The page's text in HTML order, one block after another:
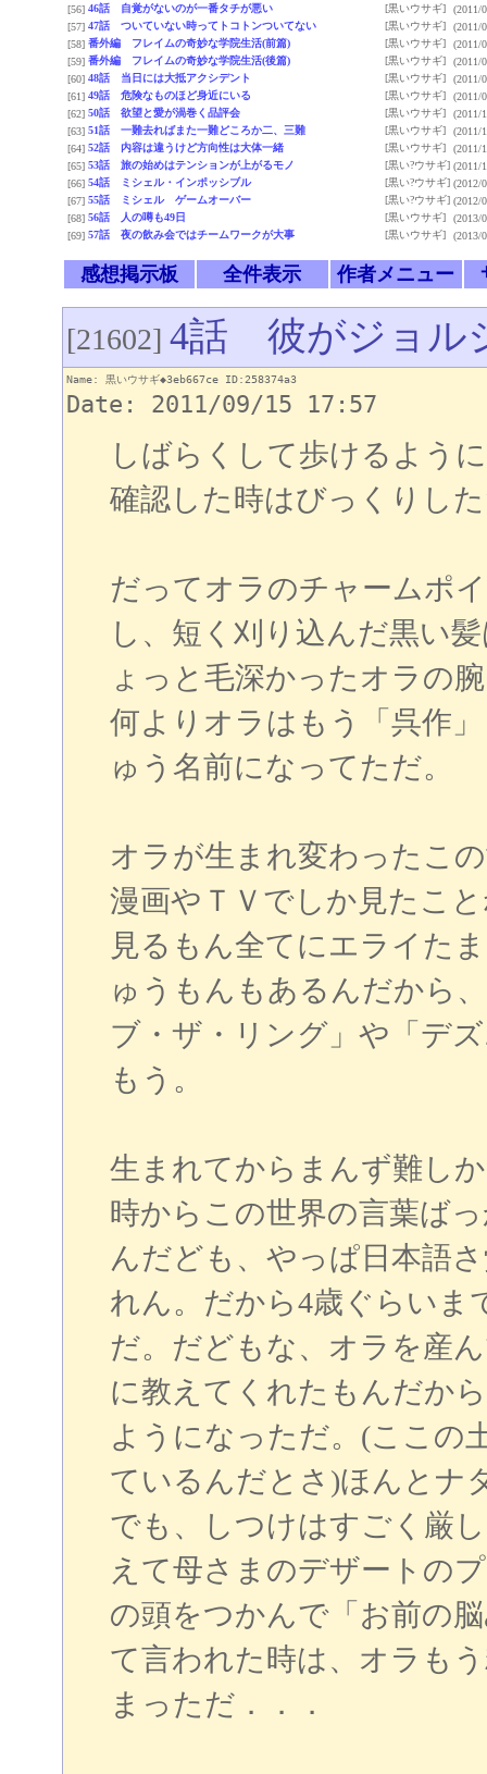
[56] 46話 自覚がないのが一番タチが悪い [黒いウサギ]
(2011/
[57] 47話 ついていない時ってトコトンついてない [黒いウサギ]
(2011/
[58] 番外編 フレイムの奇妙な学院生活(前篇) [黒いウサギ]
(2011/
[59] 番外編 フレイムの奇妙な学院生活(後篇) [黒いウサギ]
(2011/
[60] 48話 当日には大抵アクシデント [黒いウサギ]
(2011/
[61] 49話 危険なものほど身近にいる [黒いウサギ]
(2011/
[62] 50話 欲望と愛が渦巻く品評会 [黒いウサギ]
(2011/
[63] 51話 一難去ればまた一難どころか二、三難 [黒いウサギ]
(2011/
[64] 52話 内容は違うけど方向性は大体一緒 [黒いウサギ]
(2011/
[65] 53話 旅の始めはテンションが上がるモノ [黒い?ウサギ] (2011/
[66] 54話 ミシェル・インポッシブル [黒い?ウサギ] (2012/
[67] 55話 ミシェル ゲームオーバー [黒い?ウサギ] (2012/
[68] 56話 人の噂も49日 [黒いウサギ]
(2013/
[69] 57話 夜の飲み会ではチームワークが大事 [黒いウサギ] (2013/
感想掲示板 全件表示 作者メニュー
[21602] 4話 彼がジョル
Name: 黒いウサギ◆3eb667ce ID:258374a3
Date: 2011/09/15 17:57
しばらくして歩けるよう
確認した時はびっくりし
だってオラのチャームポ
し、短く刈り込んだ黒い
ょっと毛深かったオラの
何よりオラはもう「呉作
ゅう名前になってただ。
オラが生まれ変わったこ
漫画やＴＶでしか見たこ
見るもん全てにエライた
ゅうもんもあるんだから
ブ・ザ・リング」や「デ
もう。
生まれてからまんず難し
時からこの世界の言葉ば
んだども、やっぱ日本語
れん。だから4歳ぐらいま
だ。だどもな、オラを産
に教えてくれたもんだか
ようになっただ。(ここの
ているんだとさ)ほんとナ
でも、しつけはすごく厳
えて母さまのデザートの
の頭をつかんで「お前の
て言われた時は、オラも
まっただ．．．